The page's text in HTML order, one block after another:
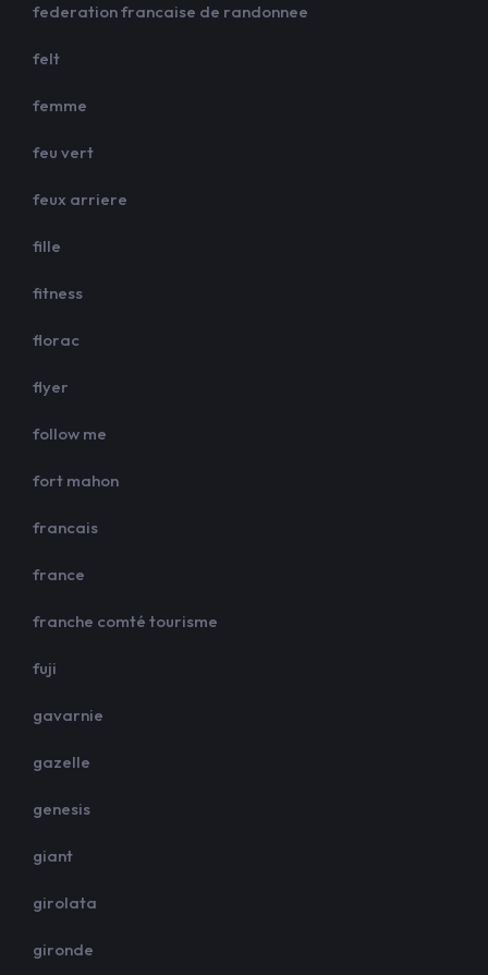
federation francaise de randonnee
felt
femme
feu vert
feux arriere
fille
fitness
florac
flyer
follow me
fort mahon
francais
france
franche comté tourisme
fuji
gavarnie
gazelle
genesis
giant
girolata
gironde